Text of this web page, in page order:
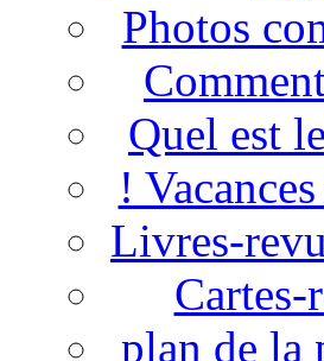
Photos
Quel est
!
Livres-
Cartes-
plan de la